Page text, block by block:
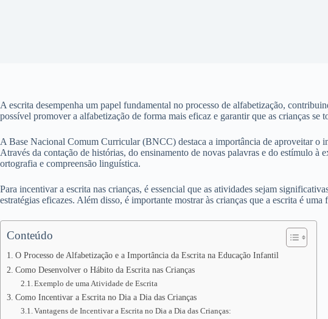
A escrita desempenha um papel fundamental no processo de alfabetização,
possível promover a alfabetização de forma mais eficaz e garantir que as crianças se
A Base Nacional Comum Curricular (BNCC) destaca a importância de aproveitar o
Através da contação de histórias, do ensinamento de novas palavras e do estímulo à
ortografia e compreensão linguística.
Para incentivar a escrita nas crianças, é essencial que as atividades sejam
estratégias eficazes. Além disso, é importante mostrar às crianças que a escrita é
Conteúdo
O Processo de Alfabetização e a Importância da Escrita na Educação Infantil
Como Desenvolver o Hábito da Escrita nas Crianças
Exemplo de uma Atividade de Escrita
Como Incentivar a Escrita no Dia a Dia das Crianças
Vantagens de Incentivar a Escrita no Dia a Dia das Crianças: